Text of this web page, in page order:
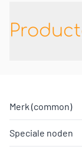
Merk (common)
Speciale noden